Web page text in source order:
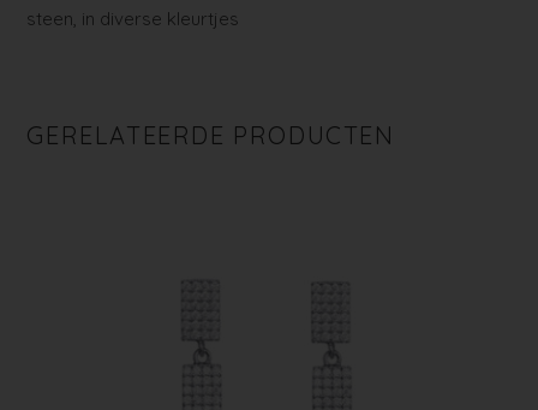
steen, in diverse kleurtjes
GERELATEERDE PRODUCTEN